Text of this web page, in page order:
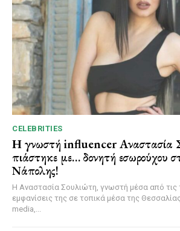
CELEBRITIES
Η γνωστή influencer Αναστασία
πιάστηκε με… δονητή εσωρούχου
Νάπολης!
Η Αναστασία Σουλιώτη, γνωστή μέσα από τις
εμφανίσεις της σε τοπικά μέσα της
media,...